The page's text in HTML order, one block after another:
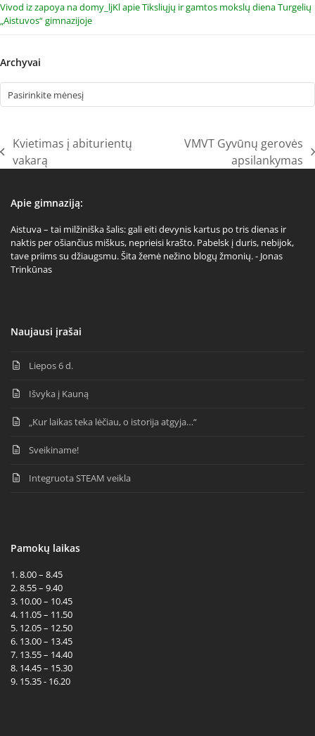
Vivod iz zapoya na domy_ljKlapieTiksliųjų ir gamtos mokslų diena Turgelių
„Aistuvos“ gimnazijoje
Archyvai
previous
Kvietimas į abiturientų
vakarą
VMVT Gyvūnų gerovės
apsilankymas
Apie gimnaziją:
Aistuva – tai milžiniška šalis: gali eiti devynis kartus po tris dienas ir
naktis per ošiančius miškus, neprieisi krašto. Pabelsk į duris, nebijok,
tave priims su džiaugsmu. Šita žemė nežino blogų žmonių. - Jonas
Trinkūnas
Naujausi įrašai
Liepos 6 d.
Išvyka į Kauną
„Kur laikas teka lėčiau, o istorija atgyja…“
Sveikiname!
Integruota STEAM veikla
Pamokų laikas
1. 8.00 – 8.45
2. 8.55 – 9.40
3. 10.00 – 10.45
4. 11.05 – 11.50
5. 12.05 – 12.50
6. 13.00 – 13.45
7. 13.55 – 14.40
8. 14.45 – 15.30
9. 15.35 - 16.20